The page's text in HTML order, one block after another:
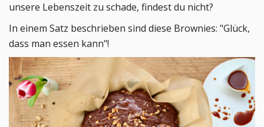
unsere Lebenszeit zu schade, findest du nicht?
In einem Satz beschrieben sind diese Brownies: "Glück,
dass man essen kann"!